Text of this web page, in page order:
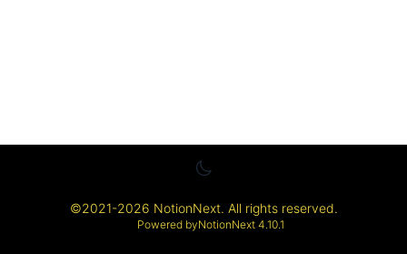
©2021-2026 NotionNext. All rights reserved.
Powered byNotionNext 4.10.1